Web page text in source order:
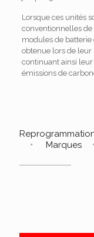
Lorsque ces unités
conventionnelles
modules de
obtenue lors de leur
continuant ainsi
émissions de
Marques